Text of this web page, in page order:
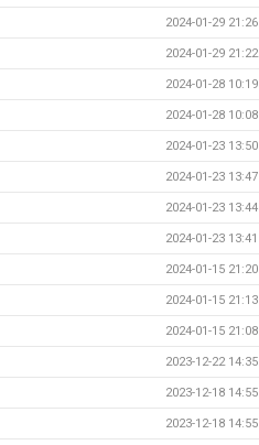
2024-01-29 21:26
2024-01-29 21:22
2024-01-28 10:19
2024-01-28 10:08
2024-01-23 13:50
2024-01-23 13:47
2024-01-23 13:44
2024-01-23 13:41
2024-01-15 21:20
2024-01-15 21:13
2024-01-15 21:08
2023-12-22 14:35
2023-12-18 14:55
2023-12-18 14:55